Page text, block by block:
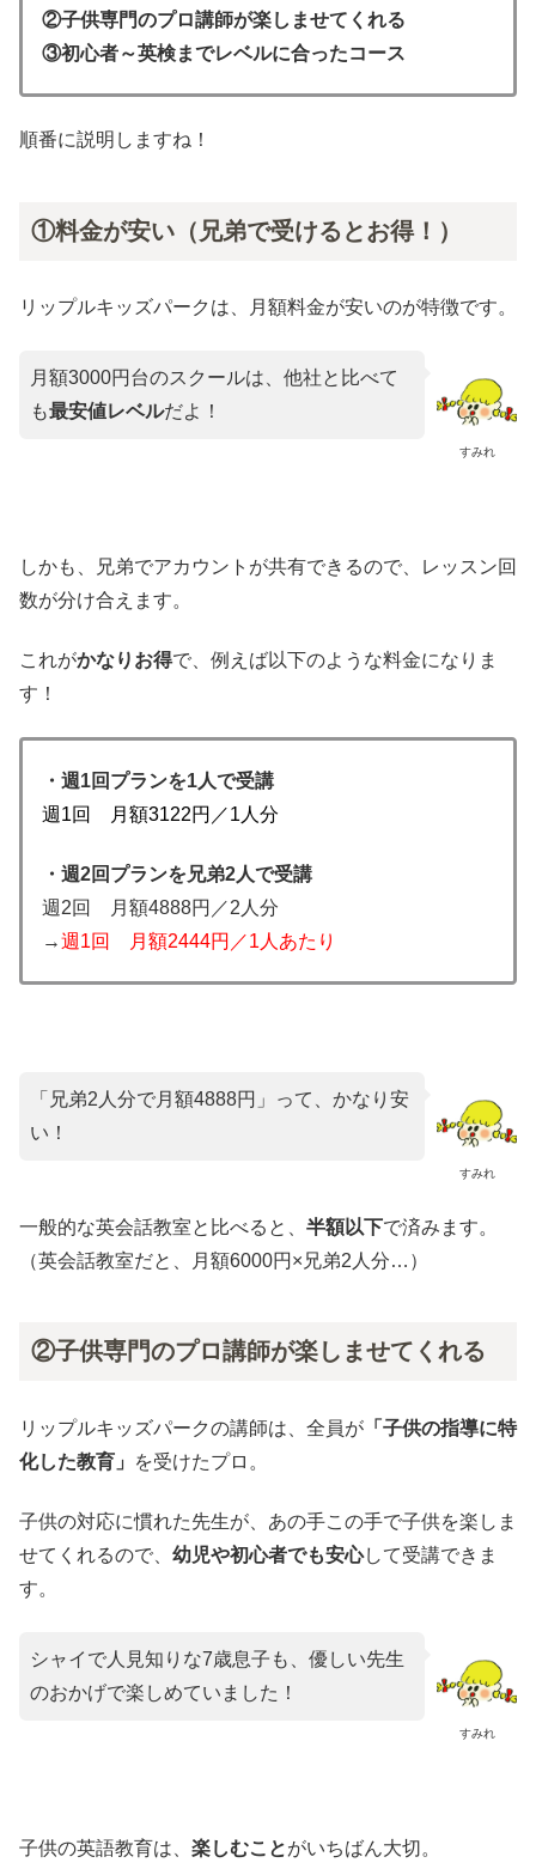
②子供専門のプロ講師が楽しませてくれる
③初心者～英検までレベルに合ったコース
順番に説明しますね！
①料金が安い（兄弟で受けるとお得！）
リップルキッズパークは、月額料金が安いのが特徴です。
すみれ
月額3000円台のスクールは、他社と比べて
も最安値レベルだよ！
しかも、兄弟でアカウントが共有できるので、レッスン回
数が分け合えます。
これがかなりお得で、例えば以下のような料金になりま
す！
・週1回プランを1人で受講
週1回 月額3122円／1人分
・週2回プランを兄弟2人で受講
週2回 月額4888円／2人分
→週1回 月額2444円／1人あたり
すみれ
「兄弟2人分で月額4888円」って、かなり安
い！
一般的な英会話教室と比べると、 半額以下で済みます。
（英会話教室だと、月額6000円×兄弟2人分…）
②子供専門のプロ講師が楽しませてくれる
リップルキッズパークの講師は、全員が 「子供の指導に特
化した教育」
を受けたプロ。
子供の対応に慣れた先生が、あの手この手で子供を楽しま
せてくれるので、 幼児や初心者でも安心して受講できま
す。
すみれ
シャイで人見知りな7歳息子も、優しい先生
のおかげで楽しめていました！
子供の英語教育は、 楽しむことがいちばん大切。